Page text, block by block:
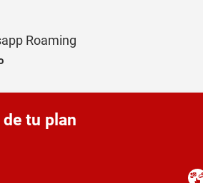
Roaming
tu plan